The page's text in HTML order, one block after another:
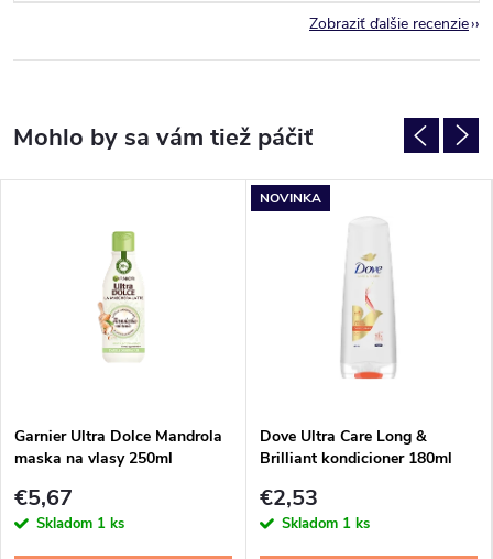
Garnier Ultra Dolce Mandrola
maska na vlasy 250ml
€5,67
Skladom 1 ks
NOVINKA
Dove Ultra Care Long &
Brilliant kondicioner 180ml
€2,53
Skladom 1 ks
Zobraziť ďalšie recenzie